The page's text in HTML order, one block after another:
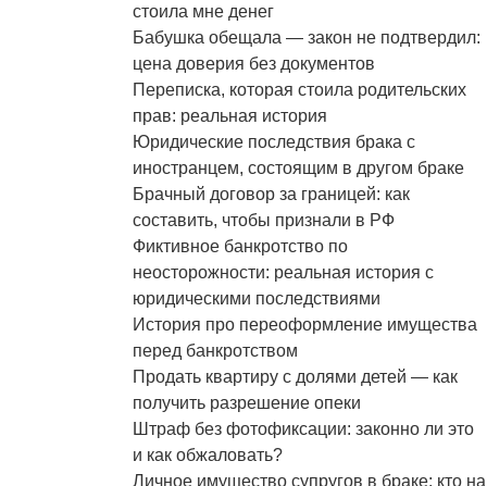
стоила мне денег
Бабушка обещала — закон не подтвердил:
цена доверия без документов
Переписка, которая стоила родительских
прав: реальная история
Юридические последствия брака с
иностранцем, состоящим в другом браке
Брачный договор за границей: как
составить, чтобы признали в РФ
Фиктивное банкротство по
неосторожности: реальная история с
юридическими последствиями
История про переоформление имущества
перед банкротством
Продать квартиру с долями детей — как
получить разрешение опеки
Штраф без фотофиксации: законно ли это
и как обжаловать?
Личное имущество супругов в браке: кто на